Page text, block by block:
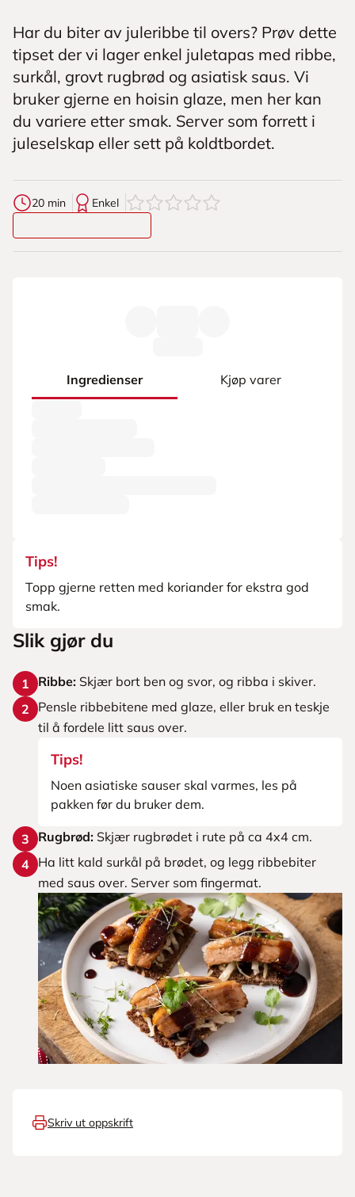
Har du biter av juleribbe til overs? Prøv dette
tipset der vi lager enkel juletapas med ribbe,
surkål, grovt rugbrød og asiatisk saus. Vi
bruker gjerne en hoisin glaze, men her kan
du variere etter smak. Server som forrett i
juleselskap eller sett på koldtbordet.
20 min Enkel 0av5stjerner
Ingredienser Kjøp varer
Tips!
Topp gjerne retten med koriander for ekstra god
smak.
Slik gjør du
1 Ribbe: Skjær bort ben og svor, og ribba i skiver.
2
Pensle ribbebitene med glaze, eller bruk en teskje
til å fordele litt saus over.
Tips!
Noen asiatiske sauser skal varmes, les på
pakken før du bruker dem.
3 Rugbrød: Skjær rugbrødet i rute på ca 4x4 cm.
4 Ha litt kald surkål på brødet, og legg ribbebiter
med saus over. Server som fingermat.
Skriv ut oppskrift